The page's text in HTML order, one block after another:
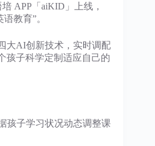
APP「aiKID」上线，
教育”。
大AI创新技术，实时调配
孩子科学定制适应自己的
孩子学习状况动态调整课